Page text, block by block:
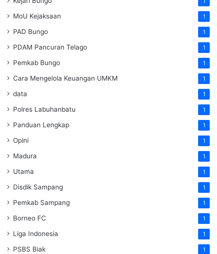
MoU Kejaksaan 1
PAD Bungo 1
PDAM Pancuran Telago 1
Pemkab Bungo 1
Cara Mengelola Keuangan UMKM 1
data 1
Polres Labuhanbatu 1
Panduan Lengkap 1
Opini 1
Madura 1
Utama 1
Disdik Sampang 1
Pemkab Sampang 1
Borneo FC 1
Liga Indonesia 1
PSBS Biak 1